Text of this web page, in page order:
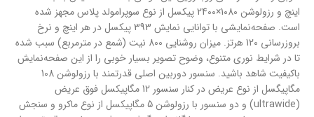
اینچ و رزولوشن 1080×2400 پیکسل از نوع سوپرامولد‌ پلاس مجهز شده
است. صفحه‌نمایشی با توانایی نمایش 393 پیکسل در هر اینچ و نرخ
بروزرسانی 120 هرتز. میزان روشنایی 800 نیت (شمع در متر‌مربع) سبب شده
تا در شرایط نوری متنوع، وضوح تصویر بسیار خوبی را از این صفحه‌نمایش
با‌کیفیت شاهد باشید. سنسور دوربین اصلی قدرتمند با رزولوشن 108
مگاپیگسل از نوع عریض در کنار سنسور 12 مگاپیکسل فوق عریض
(ultrawide) و دو سنسور با رزولوشن 5 مگاپیکسل از نوع ماکرو و سنجش